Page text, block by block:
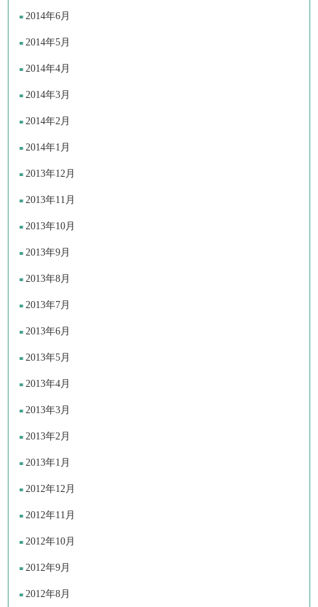
2014年6月
2014年5月
2014年4月
2014年3月
2014年2月
2014年1月
2013年12月
2013年11月
2013年10月
2013年9月
2013年8月
2013年7月
2013年6月
2013年5月
2013年4月
2013年3月
2013年2月
2013年1月
2012年12月
2012年11月
2012年10月
2012年9月
2012年8月